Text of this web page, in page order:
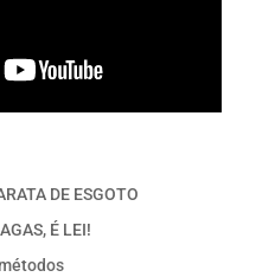
DE ESGOTO
É LEI!